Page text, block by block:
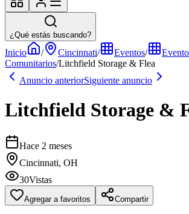
¿Qué estás buscando?
Inicio / Cincinnati/ Eventos/
Comunitarios/Litchfield Storage & Flea
Anuncio anteriorSiguiente anuncio
Litchfield Storage &
Hace 2 meses
Cincinnati, OH
30Vistas
Agregar a favoritos Compartir